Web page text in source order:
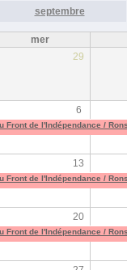
septembre
mer
29
6
Front de l'Indépendance /
13
Front de l'Indépendance /
20
Front de l'Indépendance /